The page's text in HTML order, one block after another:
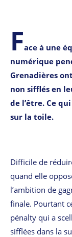
Face à une
numérique
Grenadières
non sifflés en
de l’être. Ce
sur la toile.
Difficile de
quand elle
l’ambition de
finale. Pourtant
pénalty qui a
sifflées dans la